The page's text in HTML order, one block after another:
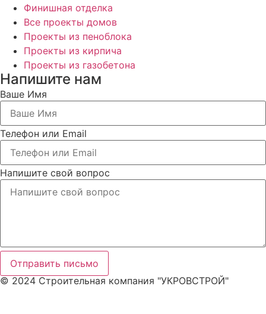
Финишная отделка
Все проекты домов
Проекты из пеноблока
Проекты из кирпича
Проекты из газобетона
Напишите нам
Ваше Имя
Телефон или Email
Напишите свой вопрос
Отправить письмо
© 2024 Строительная компания "УКРОВСТРОЙ"